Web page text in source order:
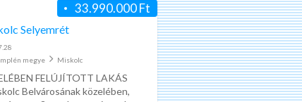
33.990.000 Ft
Selyemrét
megye Miskolc
FELÚJÍTOTT LAKÁS
Belvárosának közelében,